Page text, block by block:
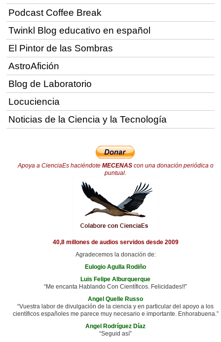
Podcast Coffee Break
Twinkl Blog educativo en español
El Pintor de las Sombras
AstroAfición
Blog de Laboratorio
Locuciencia
Noticias de la Ciencia y la Tecnología
Apoya a CienciaEs haciéndote MECENAScon una donación periódica o
puntual.
40,8 millones de audios servidos desde 2009
Agradecemos la donación de:
Eulogio Agulla Rodiño
Luis Felipe Alburquerque
“Me encanta Hablando Con Científicos. Felicidades!!”
Angel Quelle Russo
“Vuestra labor de divulgación de la ciencia y en particular del apoyo a los
científicos españoles me parece muy necesario e importante. Enhorabuena.”
Angel Rodríguez Díaz
“Seguid así”